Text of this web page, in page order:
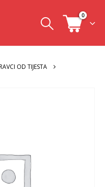
0
OD TIJESTA